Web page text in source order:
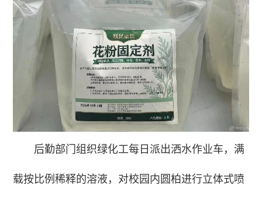
后勤部门组织绿化工每日派出洒水作业车，满
载按比例稀释的溶液，对校园内圆柏进行立体式喷